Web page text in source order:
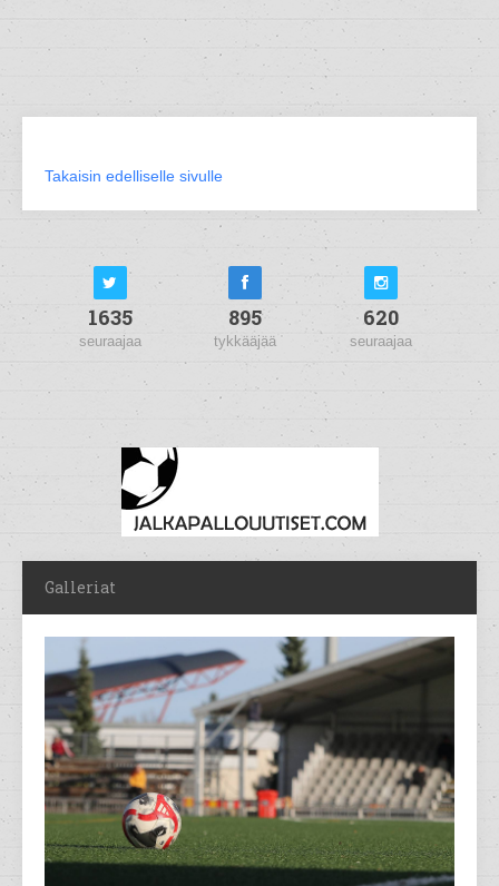
Takaisin edelliselle sivulle
1635
seuraajaa
895
tykkääjää
620
seuraajaa
Galleriat